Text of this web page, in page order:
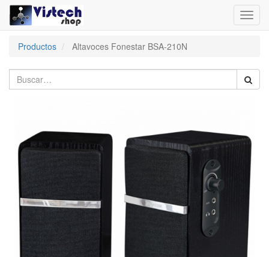
Productos
Altavoces Fonestar BSA-210N